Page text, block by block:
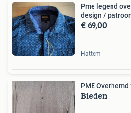
Pme legend
design /
€ 69,00
Hattem
PME Overhemd
Bieden